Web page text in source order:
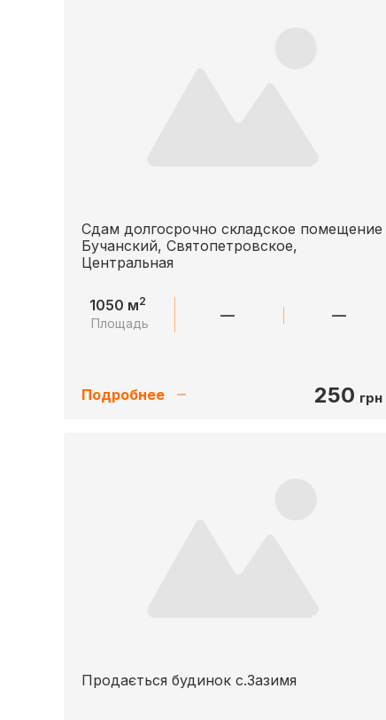
Сдам долгосрочно складское помещение
Бучанский, Святопетровское,
Центральная
1050 м2
Площадь — —
Подробнее 250 грн
Продається будинок с.Зазимя